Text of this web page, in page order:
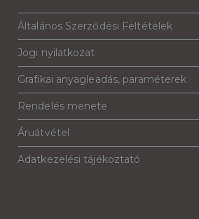
Általános Szerződési Feltételek
Jogi nyilatkozat
Grafikai anyagleadás, paraméterek
Rendelés menete
Áruátvétel
Adatkezelési tájékoztató